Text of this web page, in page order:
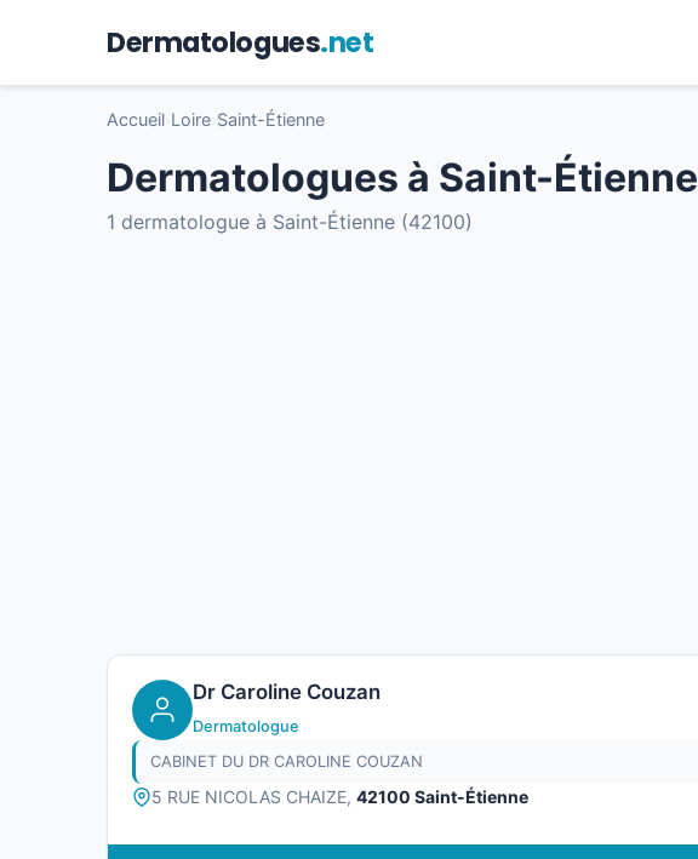
Dermatologues.net
Accueil Loire Saint-Étienne
Dermatologues à Saint-Étienne
1 dermatologue à Saint-Étienne (42100)
Dr Caroline Couzan
Dermatologue
CABINET DU DR CAROLINE COUZAN
5 RUE NICOLAS CHAIZE, 42100 Saint-Étienne